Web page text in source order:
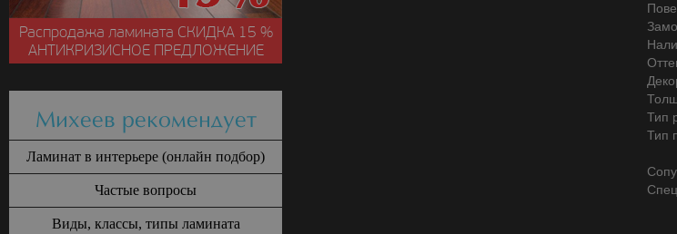
Тип
Тип
Распродажа ламината СКИДКА15 %
АНТИКРИЗИСНОЕ ПРЕДЛОЖЕНИЕ
Михеев рекомендует
Ламинат в интерьере (онлайн подбор)
Частые вопросы
Виды, классы, типы ламината